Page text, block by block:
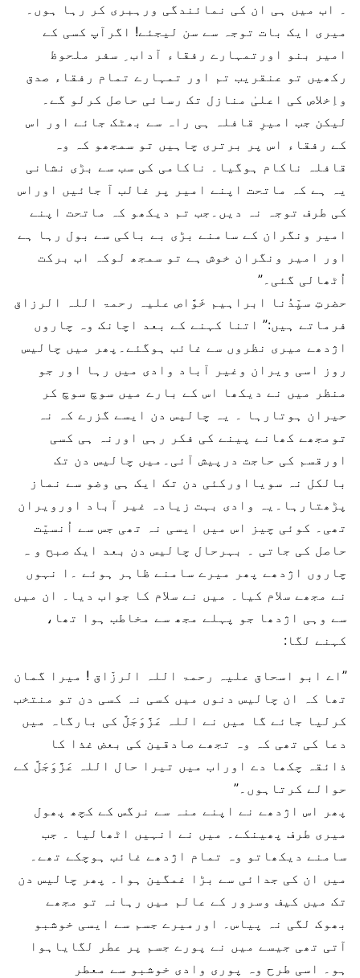
۔ اب میں ہی ان کی نمائندگی ورہبری کر رہا ہوں۔
میری ایک بات توجہ سے سن لیجئے! اگرآپ کسی کے
امیر بنو اورتمہارے رفقاء آداب ِ سفر ملحوظ
رکھیں تو عنقریب تم اور تمہارے تمام رفقاء صدق
واِخلاص کی اعلیٰ منازل تک رسائی حاصل کرلو گے۔
لیکن جب امیرِ قافلہ ہی راہ سے بھٹک جائے اور اس
کے رفقاء اس پر برتری چاہیں تو سمجھو کہ وہ
قافلہ ناکام ہوگیا۔ ناکامی کی سب سے بڑی نشانی
یہ ہے کہ ماتحت اپنے امیر پر غالب آ جائیں اوراس
کی طرف توجہ نہ دیں۔جب تم دیکھو کہ ماتحت اپنے
امیر ونگران کے سامنے بڑی بے باکی سے بول رہا ہے
اور امیر ونگران خوش ہے تو سمجھ لوکہ اب برکت
اُٹھالی گئی۔”
حضرتِ سیِّدُنا ابراہیم خَوَّاص علیہ رحمۃ اللہ الرزاق
فرماتے ہیں:” اتنا کہنے کے بعد اچانک وہ چاروں
اژدھے میری نظروں سے غائب ہوگئے۔پھر میں چالیس
روز اسی ویران وغیر آباد وادی میں رہا اور جو
منظر میں نے دیکھا اس کے بارے میں سوچ سوچ کر
حیران ہوتارہا ۔ یہ چالیس دن ایسے گزرے کہ نہ
تومجھے کھانے پینے کی فکر رہی اورنہ ہی کسی
اورقسم کی حاجت درپیش آئی۔میں چالیس دن تک
بالکل نہ سویااورکئی دن تک ایک ہی وضو سے نماز
پڑھتارہا۔یہ وادی بہت زیادہ غیر آباد اورویران
تھی۔ کوئی چیز اس میں ایسی نہ تھی جس سے اُنسیّت
حاصل کی جاتی ۔ بہرحال چالیس دن بعد ایک صبح و ہ
چاروں اژدھے پھر میرے سامنے ظاہر ہوئے ۔ا نہوں
نے مجھے سلام کیا۔ میں نے سلام کا جواب دیا۔ ان میں
سے وہی اژدھا جو پہلے مجھ سے مخاطب ہوا تھا،
کہنے لگا:
”اے ابو اسحاق علیہ رحمۃ اللہ الرزّاق ! میرا گمان
تھا کہ ان چالیس دنوں میں کسی نہ کسی دن تو منتخب
کرلیا جائے گا میں نے اللہ عَزَّوَجَلَّ کی بارگاہ میں
دعا کی تھی کہ وہ تجھے صادقین کی بعض غذا کا
ذائقہ چکھا دے اوراب میں تیرا حال اللہ عَزَّوَجَلَّ کے
حوالے کرتاہوں۔”
پھر اس اژدھے نے اپنے منہ سے نرگس کے کچھ پھول
میری طرف پھینکے۔ میں نے انہیں اٹھالیا ۔ جب
سامنے دیکھاتو وہ تمام اژدھے غائب ہوچکے تھے۔
میں ان کی جدائی سے بڑا غمگین ہوا۔ پھر چالیس دن
تک میں کیف وسرور کے عالم میں رہانہ تو مجھے
بھوک لگی نہ پیاس۔ اورمیرے جسم سے ایسی خوشبو
آتی تھی جیسے میں نے پورے جسم پر عطر لگایاہوا
ہو۔ اسی طرح وہ پوری وادی خوشبو سے معطر